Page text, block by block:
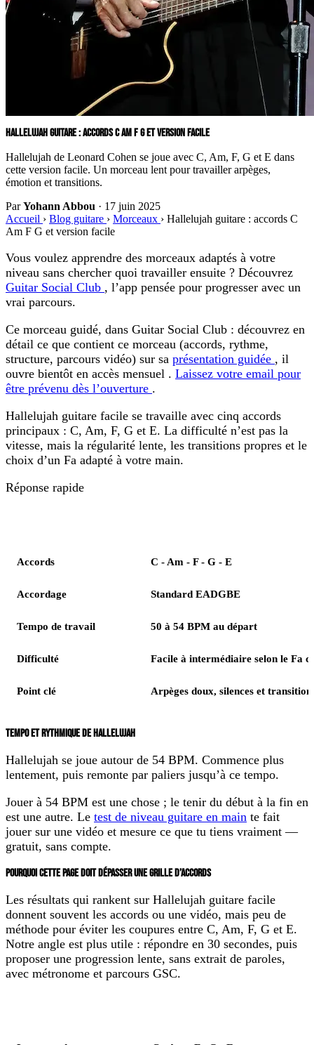
HALLELUJAH GUITARE : ACCORDS C AM F G ET VERSION FACILE
Hallelujah de Leonard Cohen se joue avec C, Am, F, G et E dans
cette version facile. Un morceau lent pour travailler arpèges,
émotion et transitions.
ParYohann Abbou · 17 juin 2025
Accueil › Blog guitare › Morceaux › Hallelujah guitare : accords C
Am F G et version facile
Vous voulez apprendre des morceaux adaptés à votre
niveau sans chercher quoi travailler ensuite ? Découvrez
Guitar Social Club , l’app pensée pour progresser avec un
vrai parcours.
Ce morceau guidé, dans Guitar Social Club : découvrez en
détail ce que contient ce morceau (accords, rythme,
structure, parcours vidéo) sur sa présentation guidée , il
ouvre bientôt en accès mensuel . Laissez votre email pour
être prévenu dès l’ouverture .
Hallelujah guitare facile se travaille avec cinq accords
principaux : C, Am, F, G et E. La difficulté n’est pas la
vitesse, mais la régularité lente, les transitions propres et le
choix d’un Fa adapté à votre main.
Réponse rapide
Accords C - Am - F - G - E
Accordage Standard EADGBE
Tempo de travail 50 à 54 BPM au départ
Difficulté Facile à intermédiaire selon le Fa
Point clé Arpèges doux, silences et
TEMPO ET RYTHMIQUE DE HALLELUJAH
Hallelujah se joue autour de 54 BPM. Commence plus
lentement, puis remonte par paliers jusqu’à ce tempo.
Jouer à 54 BPM est une chose ; le tenir du début à la fin en
est une autre. Le test de niveau guitare en main te fait
jouer sur une vidéo et mesure ce que tu tiens vraiment —
gratuit, sans compte.
POURQUOI CETTE PAGE DOIT DÉPASSER UNE GRILLE D’ACCORDS
Les résultats qui rankent sur Hallelujah guitare facile
donnent souvent les accords ou une vidéo, mais peu de
méthode pour éviter les coupures entre C, Am, F, G et E.
Notre angle est plus utile : répondre en 30 secondes, puis
proposer une progression lente, sans extrait de paroles,
avec métronome et parcours GSC.